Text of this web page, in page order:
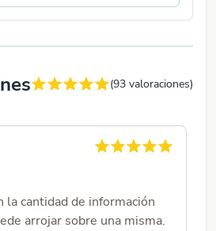
(93 valoraciones)
la cantidad de información
arrojar sobre una misma.